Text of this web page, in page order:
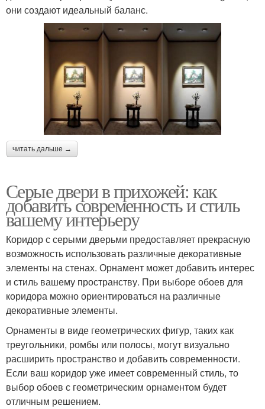
они создают идеальный баланс.
читать дальше →
Серые двери в прихожей: как
добавить современность и стиль
вашему интерьеру
Коридор с серыми дверьми предоставляет прекрасную
возможность использовать различные декоративные
элементы на стенах. Орнамент может добавить интерес
и стиль вашему пространству. При выборе обоев для
коридора можно ориентироваться на различные
декоративные элементы.
Орнаменты в виде геометрических фигур, таких как
треугольники, ромбы или полосы, могут визуально
расширить пространство и добавить современности.
Если ваш коридор уже имеет современный стиль, то
выбор обоев с геометрическим орнаментом будет
отличным решением.